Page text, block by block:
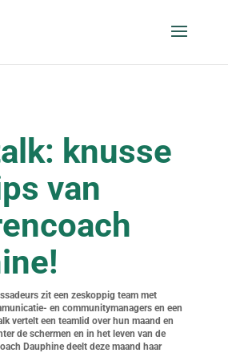
knusse
van
zit een zeskoppig team met
en communitymanagers en een
vertelt een teamlid over hun maand en
de schermen en in het leven van de
Dauphine deelt deze maand haar